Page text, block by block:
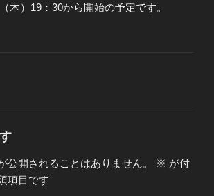
木）19：30から開始の予定です。
公開されることはありません。 ※ が付
項目です